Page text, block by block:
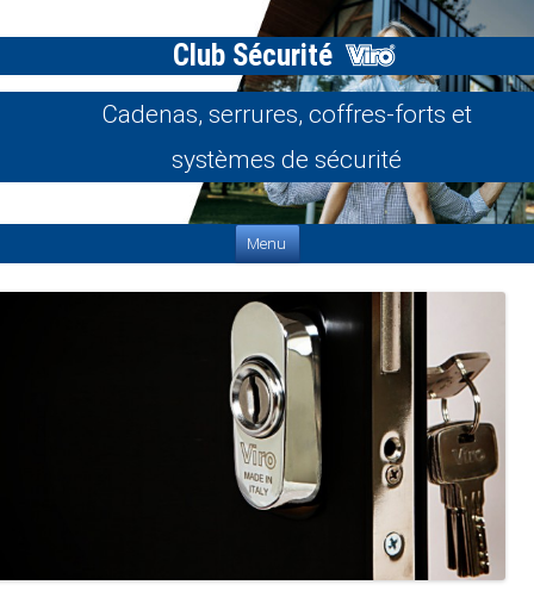
Club Sécurité
Cadenas, serrures, coffres-forts et
systèmes de sécurité
Menu